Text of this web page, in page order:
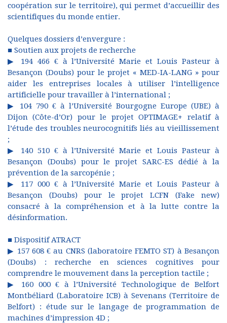
coopération sur le territoire), qui permet d’accueillir des
scientifiques du monde entier.
Quelques dossiers d’envergure :
■ Soutien aux projets de recherche
▶ 194 466 € à l’Université Marie et Louis Pasteur à
Besançon (Doubs) pour le projet « MED-IA-LANG » pour
aider les entreprises locales à utiliser l’intelligence
artificielle pour travailler à l’international ;
▶ 104 790 € à l’Université Bourgogne Europe (UBE) à
Dijon (Côte-d’Or) pour le projet OPTIMAGE+ relatif à
l’étude des troubles neurocognitifs liés au vieillissement
;
▶ 140 510 € à l’Université Marie et Louis Pasteur à
Besançon (Doubs) pour le projet SARC-ES dédié à la
prévention de la sarcopénie ;
▶ 117 000 € à l’Université Marie et Louis Pasteur à
Besançon (Doubs) pour le projet LCFN (Fake new)
consacré à la compréhension et à la lutte contre la
désinformation.
■ Dispositif ATRACT
▶ 157 608 € au CNRS (laboratoire FEMTO ST) à Besançon
(Doubs) : recherche en sciences cognitives pour
comprendre le mouvement dans la perception tactile ;
▶ 160 000 € à l’Université Technologique de Belfort
Montbéliard (Laboratoire ICB) à Sevenans (Territoire de
Belfort) : étude sur le langage de programmation de
machines d’impression 4D ;